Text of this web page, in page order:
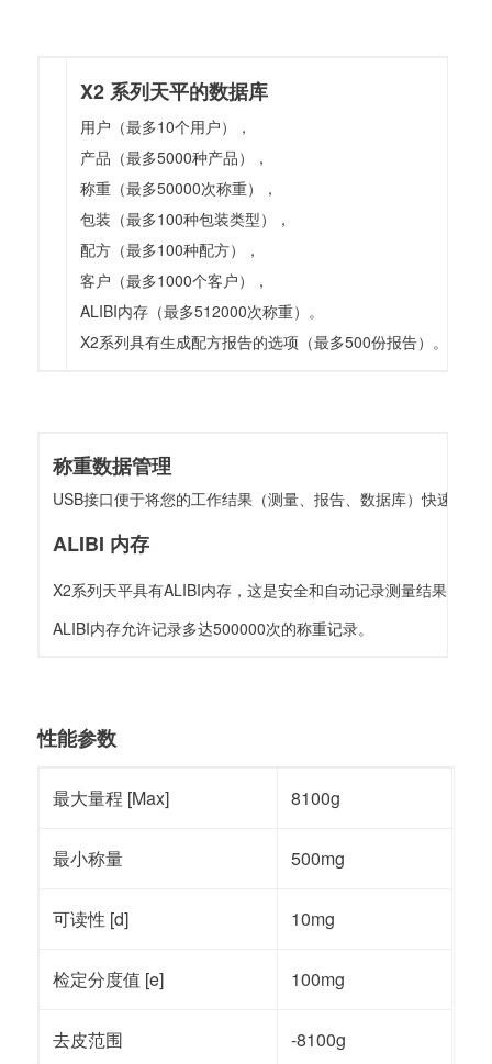
X2 系列天平的数据库
用户（最多10个用户），
产品（最多5000种产品），
称重（最多50000次称重），
包装（最多100种包装类型），
配方（最多100种配方），
客户（最多1000个客户），
ALIBI内存（最多512000次称重）。
X2系列具有生成配方报告的选项（最多500份报告）。
称重数据管理
USB接口便于将您的工作结果（测量、报告、数据库）快速传
ALIBI 内存
X2系列天平具有ALIBI内存，这是安全和自动记录测量结果的保
ALIBI内存允许记录多达500000次的称重记录。
性能参数
最大量程 [Max] 8100g
最小称量 500mg
可读性 [d] 10mg
检定分度值 [e] 100mg
去皮范围 -8100g